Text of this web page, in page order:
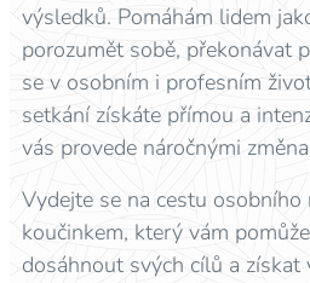
výsledků. Pomáhám lidem
porozumět sobě, překonávat
se v osobním i profesním
setkání získáte přímou a
vás provede náročnými
Vydejte se na cestu
koučinkem, který vám
dosáhnout svých cílů a získat